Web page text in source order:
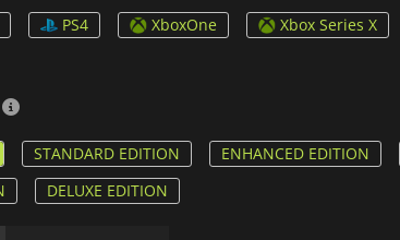
PS4 XboxOne
Xbox Series X
STANDARD EDITION ENHANCED EDITION
DELUXE EDITION